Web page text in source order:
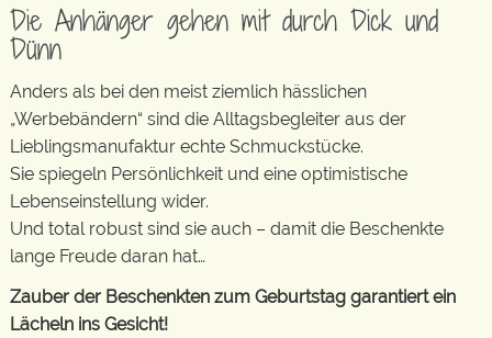
Die Anhänger gehen mit durch Dick und
Dünn
Anders als bei den meist ziemlich hässlichen
„Werbebändern“ sind die Alltagsbegleiter aus der
Lieblingsmanufaktur echte Schmuckstücke.
Sie spiegeln Persönlichkeit und eine optimistische
Lebenseinstellung wider.
Und total robust sind sie auch – damit die Beschenkte
lange Freude daran hat…
Zauber der Beschenkten zum Geburtstag garantiert ein
Lächeln ins Gesicht!